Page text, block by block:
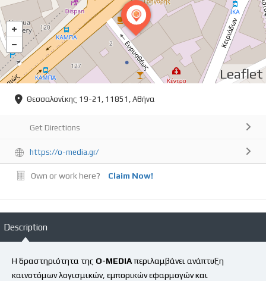
Leaflet
Θεσσαλονίκης 19-21, 11851, Αθήνα
Get Directions
https://o-media.gr/
Own or work here? Claim Now!
Description
Η δραστηριότητα της O-MEDIAπεριλαμβάνει ανάπτυξη
καινοτόμων λογισμικών, εμπορικών εφαρμογών και